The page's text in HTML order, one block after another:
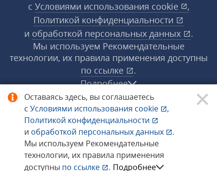
Оставаясь здесь, вы соглашаетесь
с Условиями использования cookie
,
Политикой конфиденциальности
и обработкой персональных данных
.
Мы используем Рекомендательные
технологии, их правила применения
доступны по ссылке . Подробнее
с Условиями использования cookie
,
Политикой конфиденциальности
и обработкой персональных данных
.
Мы используем Рекомендательные
технологии, их правила применения доступны
по ссылке
.
Подробнее
© 1998−2026 «1С‑Рарус» ®. Все права
защищены.
Сообщить об ошибке